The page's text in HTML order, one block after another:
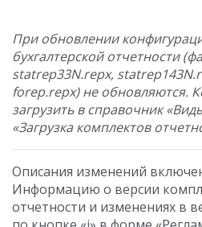
При обновлении
бухгалтерской отчетности
statrep33N.repx,
forep.repx) не обновляются.
загрузить в справочник
«Загрузка комплектов
Описания изменений
Информацию о версии
отчетности и изменениях в